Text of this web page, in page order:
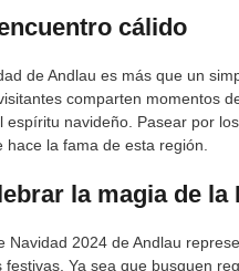
cálido
de Andlau es más que un
comparten momentos
espíritu navideño. Pasear por
la fama de esta región.
la magia de la
Navidad 2024 de Andlau
festivas. Ya sea que busquen